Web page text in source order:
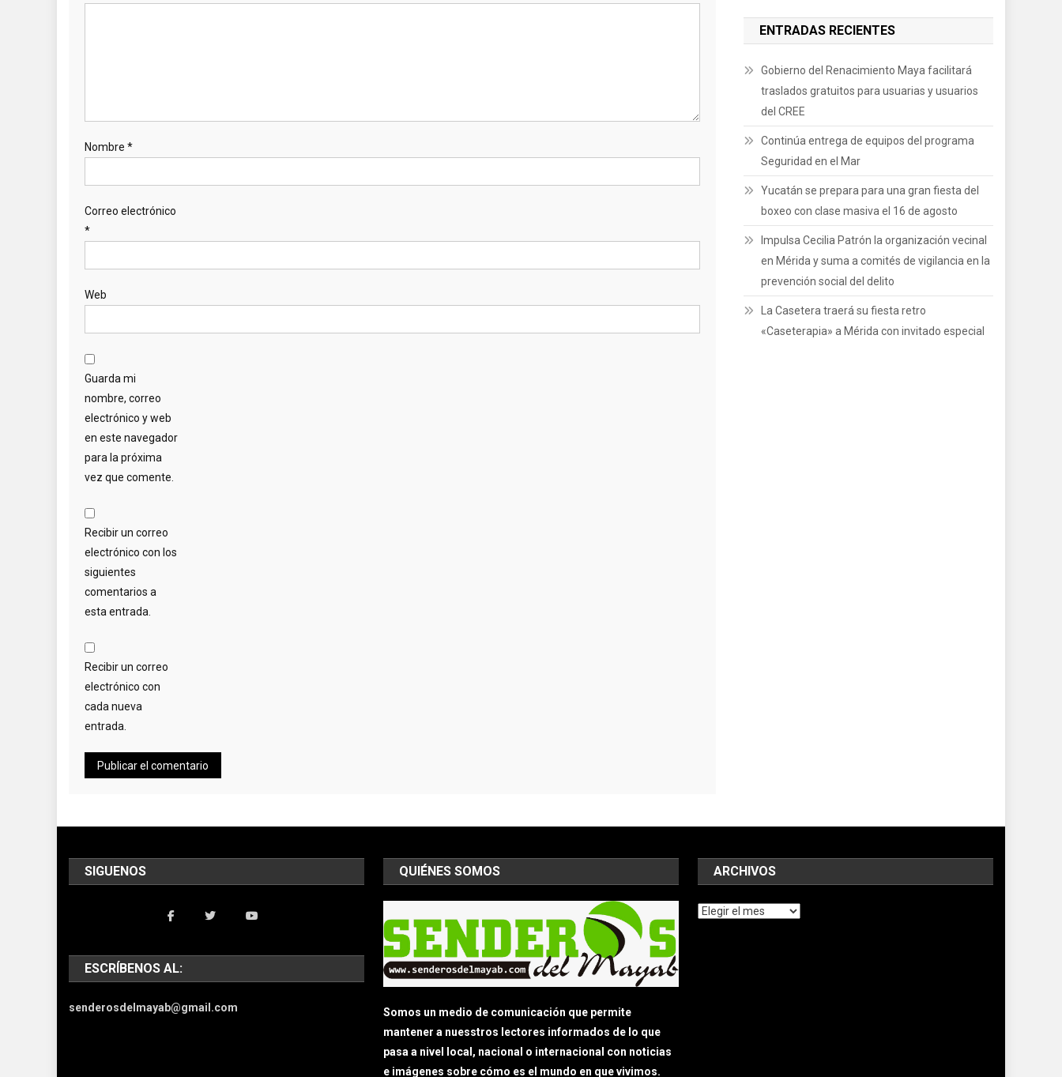
Nombre *
Correo electrónico
*
Web
Guarda mi
nombre, correo
electrónico y web
en este navegador
para la próxima
vez que comente.
Recibir un correo
electrónico con los
siguientes
comentarios a
esta entrada.
Recibir un correo
electrónico con
cada nueva
entrada.
ENTRADAS RECIENTES
Gobierno del Renacimiento Maya facilitará
traslados gratuitos para usuarias y usuarios
del CREE
Continúa entrega de equipos del programa
Seguridad en el Mar
Yucatán se prepara para una gran fiesta del
boxeo con clase masiva el 16 de agosto
Impulsa Cecilia Patrón la organización vecinal
en Mérida y suma a comités de vigilancia en la
prevención social del delito
La Casetera traerá su fiesta retro
«Caseterapia» a Mérida con invitado especial
SIGUENOS
ESCRÍBENOS AL:
senderosdelmayab@gmail.com
QUIÉNES SOMOS
Somos un medio de comunicación que permite
mantener a nuesstros lectores informados de lo que
pasa a nivel local, nacional o internacional con noticias
e imágenes sobre cómo es el mundo en que vivimos.
ARCHIVOS
Archivos